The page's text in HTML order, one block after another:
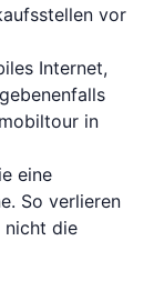
vor
Internet,
in
eine
So verlieren
nicht die